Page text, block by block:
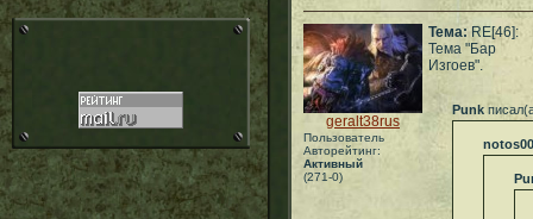
geralt38rus
Пользователь
Авторейтинг:
Активный
(271-0)
Тема:RE[46]:
Тема "Бар
Изгоев".
Punk